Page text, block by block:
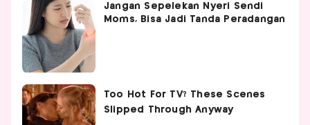
Jangan Sepelekan Nyeri Sendi
Moms, Bisa Jadi Tanda Peradangan